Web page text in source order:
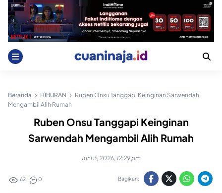
Skip
content
Beranda HIBURAN
Ruben Onsu Tanggapi Keinginan Sarwendah
Mengambil Alih Rumah
Ruben Onsu Tanggapi Keinginan
Sarwendah Mengambil Alih Rumah
Juni 3, 2026, 12:29 pm
62 0 Bagikan: